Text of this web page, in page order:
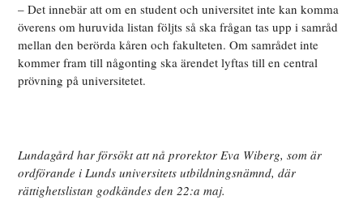
– Det innebär att om en student och universitet inte kan komma
överens om huruvida listan följts så ska frågan tas upp i samråd
mellan den berörda kåren och fakulteten. Om samrådet inte
kommer fram till någonting ska ärendet lyftas till en central
prövning på universitetet.
Lundagård har försökt att nå prorektor Eva Wiberg, som är
ordförande i Lunds universitets utbildningsnämnd, där
rättighetslistan godkändes den 22:a maj.